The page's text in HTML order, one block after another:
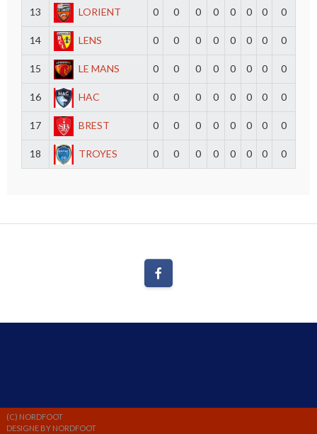
13 LORIENT 0 0 0 0 0 0 0 0
14 LENS 0 0 0 0 0 0 0 0
15 LE MANS 0 0 0 0 0 0 0 0
16 HAC 0 0 0 0 0 0 0 0
17 BREST 0 0 0 0 0 0 0 0
18 TROYES 0 0 0 0 0 0 0 0
(C) NORDFOOT
DESIGNE BY NORDFOOT